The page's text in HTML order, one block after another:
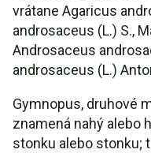
vrátane Agaricus
androsaceus (L.) S.,
Androsaceus
androsaceus (L.)
Gymnopus, druhové
znamená nahý alebo
stonku alebo stonku;